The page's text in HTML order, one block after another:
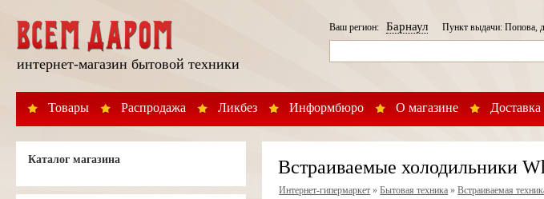
интернет-магазин бытовой техники
Товары Распродажа Ликбез Информбюро О магазине Доставка
Ваш регион:Барнаул Пункт выдачи: Попова,
Каталог магазина Встраиваемые холодильники
Интернет-гипермаркет »Бытовая техника »Встраиваемая